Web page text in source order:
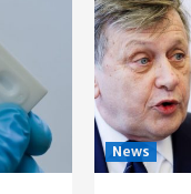
News